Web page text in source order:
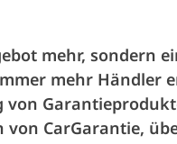
mehr, sondern
mehr Händler
von CarGarantie,